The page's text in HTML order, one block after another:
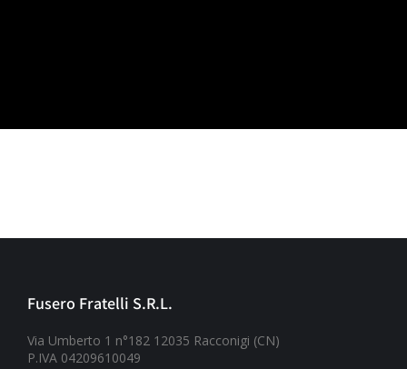
Fusero Fratelli S.R.L.
Via Umberto 1 n°182 12035 Racconigi (CN)
P.IVA 04209610049